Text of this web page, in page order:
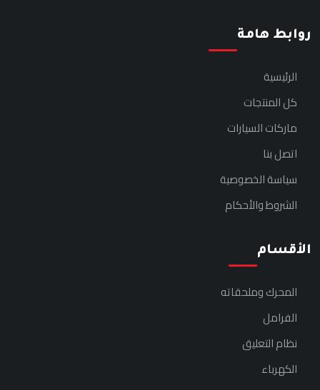
روابط هامة
الرئيسية
كل المنتجات
ماركات السيارات
اتصل بنا
سياسة الخصوصية
الشروط والأحكام
الأقسام
المحرك وملحقاته
الفرامل
نظام التعليق
الكهرباء